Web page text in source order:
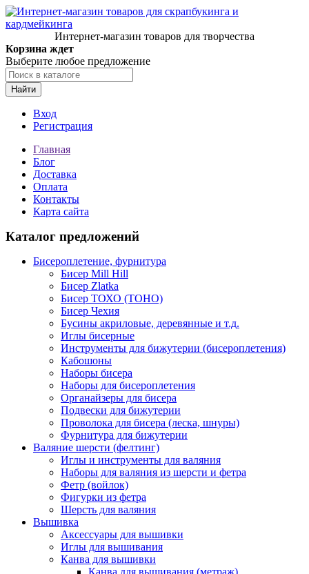
Интернет-магазин товаров для творчества
Корзина ждет
Выберите любое предложение
Найти
Вход
Регистрация
Главная
Блог
Доставка
Оплата
Контакты
Карта сайта
Каталог предложений
Бисероплетение, фурнитура
Бисер Mill Hill
Бисер Zlatka
Бисер ТОХО (TOHO)
Бисер Чехия
Бусины акриловые, деревянные и т.д.
Иглы бисерные
Инструменты для бижутерии (бисероплетения)
Кабошоны
Наборы бисера
Наборы для бисероплетения
Органайзеры для бисера
Подвески для бижутерии
Проволока для бисера (леска, шнуры)
Фурнитура для бижутерии
Валяние шерсти (фелтинг)
Иглы и инструменты для валяния
Наборы для валяния из шерсти и фетра
Фетр (войлок)
Фигурки из фетра
Шерсть для валяния
Вышивка
Аксессуары для вышивки
Иглы для вышивания
Канва для вышивки
Канва для вышивания (метраж)